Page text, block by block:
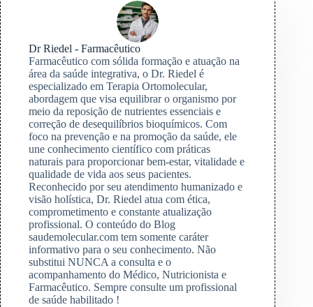
Dr Riedel - Farmacêutico
Farmacêutico com sólida formação e atuação na
área da saúde integrativa, o Dr. Riedel é
especializado em Terapia Ortomolecular,
abordagem que visa equilibrar o organismo por
meio da reposição de nutrientes essenciais e
correção de desequilíbrios bioquímicos. Com
foco na prevenção e na promoção da saúde, ele
une conhecimento científico com práticas
naturais para proporcionar bem-estar, vitalidade e
qualidade de vida aos seus pacientes.
Reconhecido por seu atendimento humanizado e
visão holística, Dr. Riedel atua com ética,
comprometimento e constante atualização
profissional. O conteúdo do Blog
saudemolecular.com tem somente caráter
informativo para o seu conhecimento. Não
substitui NUNCA a consulta e o
acompanhamento do Médico, Nutricionista e
Farmacêutico. Sempre consulte um profissional
de saúde habilitado !